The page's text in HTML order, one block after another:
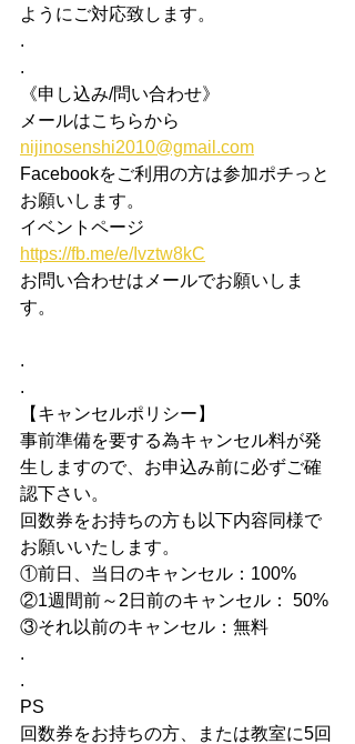
ようにご対応致します。
.
.
《申し込み/問い合わせ》
メールはこちらから
nijinosenshi2010@gmail.com
Facebookをご利用の方は参加ポチっと
お願いします。
イベントページ
https://fb.me/e/Ivztw8kC
お問い合わせはメールでお願いしま
す。
.
.
【キャンセルポリシー】
事前準備を要する為キャンセル料が発
生しますので、お申込み前に必ずご確
認下さい。
​回数券をお持ちの方も以下内容同様で
お願いいたします。
①前日、当日のキャンセル：100%
②1週間前～2日前のキャンセル： 50%
③それ以前のキャンセル：無料
.
.
PS
回数券をお持ちの方、または教室に5回